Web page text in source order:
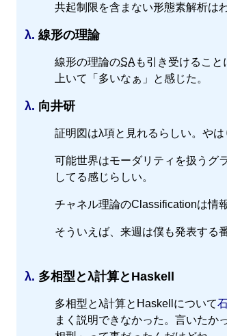
共起制限を含まない形態素解析は
λ. 線形の理論
線形の理論のSAも引き受けること
上いて「多いなぁ」と感じた。
λ. 向井研
証明図はλ項と見れるらしい。や
可能世界はモーダリティを扱うグ
してる感じらしい。
チャネル理論のClassificationは情
そういえば、来週は僕も発表する
λ. 多相型とλ計算とHaskell
多相型とλ計算とHaskellについて
まく説明できなかった。言いたか